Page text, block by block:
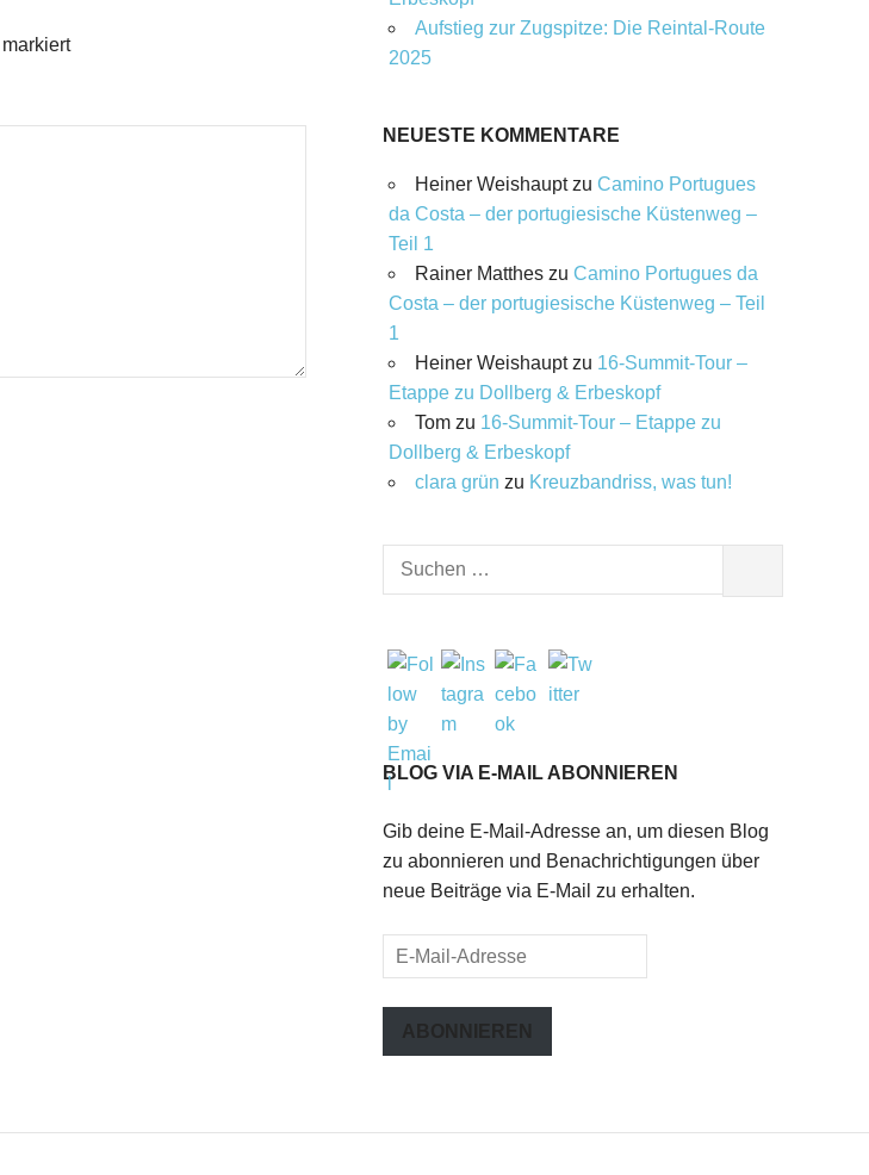
markiert
Aufstieg zur Zugspitze: Die Reintal-Route
2025
NEUESTE KOMMENTARE
Heiner Weishauptzu Camino Portugues
da Costa – der portugiesische Küstenweg –
Teil 1
Rainer Mattheszu Camino Portugues da
Costa – der portugiesische Küstenweg – Teil
1
Heiner Weishauptzu 16‑Summit‑Tour –
Etappe zu Dollberg & Erbeskopf
Tomzu 16‑Summit‑Tour – Etappe zu
Dollberg & Erbeskopf
clara grün zu Kreuzbandriss, was tun!
Suchen
BLOG VIA E-MAIL ABONNIEREN
Gib deine E-Mail-Adresse an, um diesen Blog
zu abonnieren und Benachrichtigungen über
neue Beiträge via E-Mail zu erhalten.
E-
Mail-
Adresse
ABONNIEREN